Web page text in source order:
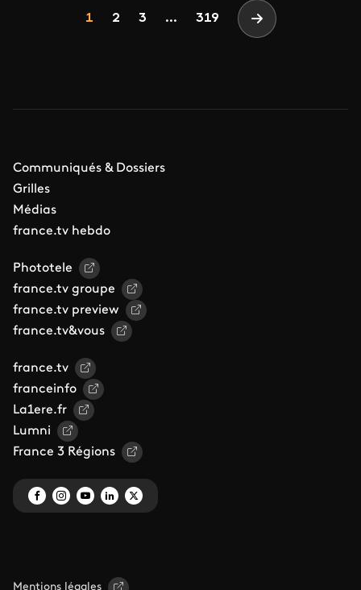
Page
1 Page
2 Page
3 ... 319 Page suivante
Communiqués & Dossiers
Grilles
Médias
france.tv hebdo
Phototele
france.tv groupe
france.tv preview
france.tv&vous
france.tv
franceinfo
La1ere.fr
Lumni
France 3 Régions
Mentions légales